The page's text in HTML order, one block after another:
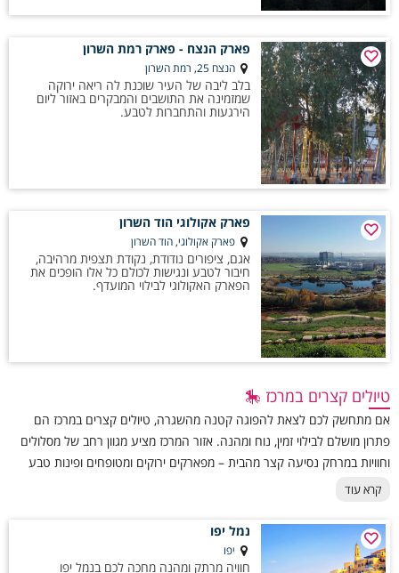
פארק הנצח - פארק רמת השרון
הנצח 25, רמת השרון
בלב ליבה של העיר שוכנת לה ריאה ירוקה
שמזמינה את התושבים והמבקרים באזור ליום
הירגעות והתחברות לטבע.
פארק אקולוגי הוד השרון
פארק אקולוגי, הוד השרון
אגם, ציפורים נודודת, נקודת תצפית מרהיבה,
חיבור לטבע ונגישות לכולם כל אלו הופכים את
הפארק האקולוגי לבילוי המועדף.
טיולים קצרים במרכז 🎠
אם מתחשק לכם לצאת להפוגה קטנה מהשגרה, טיולים קצרים במרכז הם
פתרון מושלם לבילוי זמין, נוח ומהנה. אזור המרכז מציע מגוון רחב של מסלולים
וחוויות במרחק נסיעה קצר מהבית – מפארקים ירוקים ומטופחים ופינות טבע
מפתיעות, דרך אתרים היסטוריים ונקודות עניין ייחודיות, ועד מתחמי בילוי
מגוון אפשרויות וקירבה למרכזי הערים מאפשר ליהנות מתחושת חופש, רוגע
ורענון, גם בלי להקדיש לכך יום שלם או תכנון מורכב.
קרא עוד
נמל יפו
יפו
חוויה מרתק ומהנה מחכה לכם בנמל יפו